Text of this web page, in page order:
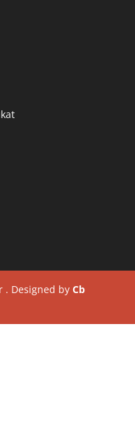
. Designed by Cb